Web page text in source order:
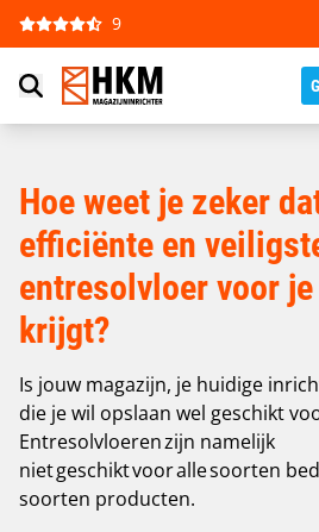
Ga naar de inhoud
9
ENTRESOLVLOER
Totaal Ontzorgt | 15 Jaar
Prijs | Nieuw en Gebruikt
Hoe weet je zeker
efficiënte en
entresolvloer voor
krijgt?
Is jouw magazijn, je huidige
die je wil opslaan wel geschikt
Entresolvloeren zijn namelijk
niet geschikt voor alle soorten
soorten producten.